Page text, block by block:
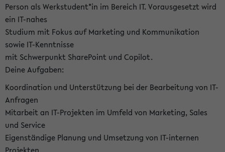
Person als Werkstudent*in im Bereich IT. Vorausgesetzt wird
ein IT-nahes
Studium mit Fokus auf Marketing und Kommunikation
sowie IT-Kenntnisse
mit Schwerpunkt SharePoint und Copilot.
Deine Aufgaben:
Koordination und Unterstützung bei der Bearbeitung von IT-
Anfragen
Mitarbeit an IT-Projekten im Umfeld von Marketing, Sales
und Service
Eigenständige Planung und Umsetzung von IT-internen